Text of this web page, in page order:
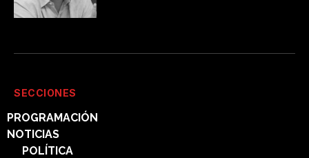
SECCIONES
PROGRAMACIÓN
NOTICIAS
POLÍTICA